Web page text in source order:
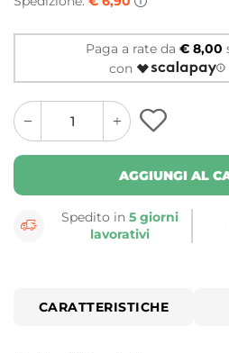
Paga a rate da € 8,00
con
quantity
button
quantity
minus
button
AGGIUNGI AL
Spedito in5 giorni
lavorativi
CARATTERISTICHE